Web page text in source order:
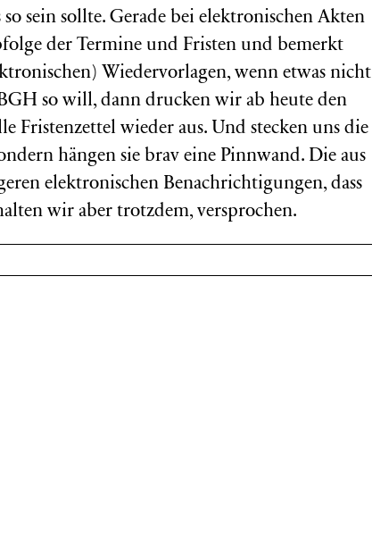
sein sollte. Gerade bei elektronischen Akten
der Termine und Fristen und bemerkt
Wiedervorlagen, wenn etwas nicht
so will, dann drucken wir ab heute den
Fristenzettel wieder aus. Und stecken uns die
hängen sie brav eine Pinnwand. Die aus
elektronischen Benachrichtigungen, dass
wir aber trotzdem, versprochen.